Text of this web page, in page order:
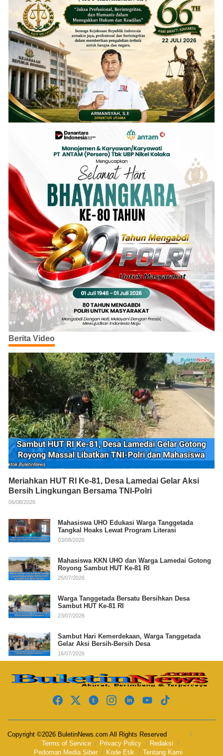
Berita Video
Meriahkan HUT RI Ke-81, Desa Lamedai Gelar Aksi
Bersih Lingkungan Bersama TNI-Polri
06/08/2026
Mahasiswa UHO Edukasi Warga Tanggetada
Tangkal Hoaks Lewat Program Literasi
03/08/2026
Mahasiswa KKN UHO dan Warga Lamedai Gotong
Royong Sambut HUT Ke-81 RI
25/07/2026
Warga Tanggetada Bersatu Bersihkan Desa
Sambut HUT Ke-81 RI
23/07/2026
Sambut Hari Kemerdekaan, Warga Tanggetada
Gelar Aksi Bersih-Bersih Desa
16/07/2026
Copyright ©2026 BuletinNews.com All Rights Reserved
Terms of Service
Privacy Policy
Redaksi
Pedoman Media Siber
Kode Etik Tentang Kami